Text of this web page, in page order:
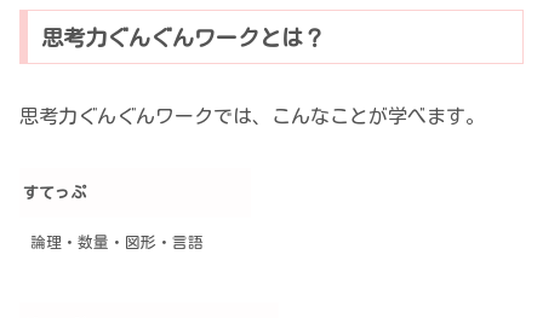
思考力ぐんぐんワークとは？
思考力ぐんぐんワークでは、こんなことが学べます。
すてっぷ
論理・数量・図形・言語